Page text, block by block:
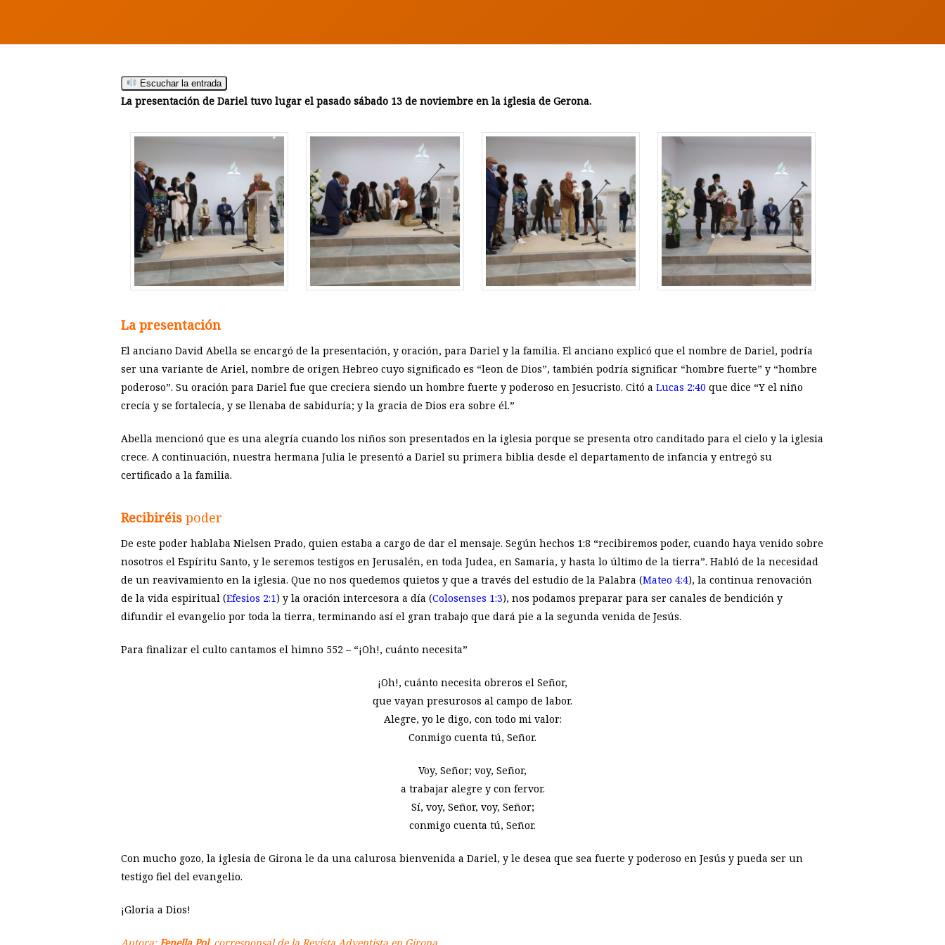
Hit enter to search or ESC to close
Escuchar la entrada
La presentación de Dariel tuvo lugar el pasado sábado 13 de noviembre en la iglesia de Gerona.
La presentación
El anciano David Abella se encargó de la presentación, y oración, para Dariel y la familia. El anciano explicó que el nombre de Dariel, podría
ser una variante de Ariel, nombre de origen Hebreo cuyo significado es “leon de Dios”, también podría significar “hombre fuerte” y “hombre
poderoso”. Su oración para Dariel fue que creciera siendo un hombre fuerte y poderoso en Jesucristo. Citó a Lucas 2:40 que dice “Y el niño
crecía y se fortalecía, y se llenaba de sabiduría; y la gracia de Dios era sobre él.”
Abella mencionó que es una alegría cuando los niños son presentados en la iglesia porque se presenta otro canditado para el cielo y la iglesia
crece. A continuación, nuestra hermana Julia le presentó a Dariel su primera biblia desde el departamento de infancia y entregó su
certificado a la familia.
Recibiréis poder
De este poder hablaba Nielsen Prado, quien estaba a cargo de dar el mensaje. Según hechos 1:8 “recibiremos poder, cuando haya venido sobre
nosotros el Espíritu Santo, y le seremos testigos en Jerusalén, en toda Judea, en Samaria, y hasta lo último de la tierra”. Habló de la necesidad
de un reavivamiento en la iglesia. Que no nos quedemos quietos y que a través del estudio de la Palabra (Mateo 4:4), la continua renovación
de la vida espiritual (Efesios 2:1) y la oración intercesora a día (Colosenses 1:3), nos podamos preparar para ser canales de bendición y
difundir el evangelio por toda la tierra, terminando así el gran trabajo que dará pie a la segunda venida de Jesús.
Para finalizar el culto cantamos el himno 552 – “¡Oh!, cuánto necesita”
¡Oh!, cuánto necesita obreros el Señor,
que vayan presurosos al campo de labor.
Alegre, yo le digo, con todo mi valor:
Conmigo cuenta tú, Señor.
Voy, Señor; voy, Señor,
a trabajar alegre y con fervor.
Sí, voy, Señor, voy, Señor;
conmigo cuenta tú, Señor.
Con mucho gozo, la iglesia de Girona le da una calurosa bienvenida a Dariel, y le desea que sea fuerte y poderoso en Jesús y pueda ser un
testigo fiel del evangelio.
¡Gloria a Dios!